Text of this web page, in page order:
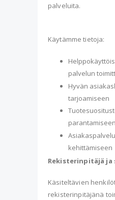
palveluita.
Käytämme tietoja:
palvelun
Hyvän
tarjoamiseen
parantamiseen
kehittämiseen
Rekisterinpitäjä
Käsiteltävien
rekisterinpitäjänä